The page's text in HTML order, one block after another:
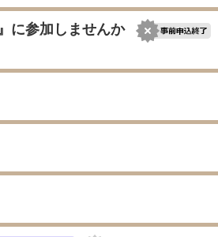
に参加しませんか